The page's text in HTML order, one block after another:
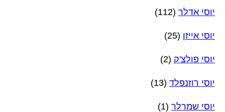
יוסי אדלר (112)
יוסי אייזן (25)
יוסי פולצ'ק (2)
יוסי רוזנפלד (13)
יוסי שמרלר (1)